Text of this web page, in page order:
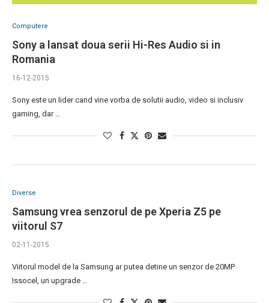
Computere
Sony a lansat doua serii Hi-Res Audio si in
Romania
16-12-2015
Sony este un lider cand vine vorba de solutii audio, video si inclusiv
gaming, dar …
Diverse
Samsung vrea senzorul de pe Xperia Z5 pe
viitorul S7
02-11-2015
Viitorul model de la Samsung ar putea detine un senzor de 20MP
Issocel, un upgrade …